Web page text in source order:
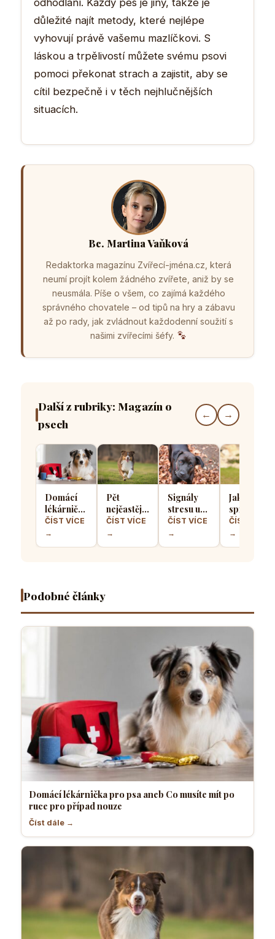
důležité najít metody, které nejlépe
vyhovují právě vašemu mazlíčkovi. S
láskou a trpělivostí můžete svému psovi
pomoci překonat strach a zajistit, aby se
cítil bezpečně i v těch nejhlučnějších
situacích.
Bc. Martina Vaňková
Redaktorka magazínu Zvířecí-jména.cz, která
neumí projít kolem žádného zvířete, aniž by se
neusmála. Píše o všem, co zajímá každého
správného chovatele – od tipů na hry a zábavu
až po rady, jak zvládnout každodenní soužití s
našimi zvířecími šéfy.
Další z rubriky: Magazín o
psech
← →
Domácí
lékárnička
pro psa
aneb Co
musíte mít
nouze
ČÍST VÍCE
→
Pět
nejčastějších
chyb při
výcviku
přivolání
ČÍST VÍCE
→
Signály
stresu u
psů: Jak
poznat, že
se váš
ČÍST VÍCE
→
Jak
správně
štěně, aby
z něj
ČÍST VÍCE
→
Podobné články
Domácí lékárnička pro psa aneb Co musíte mít po
ruce pro případ nouze
Číst dále →